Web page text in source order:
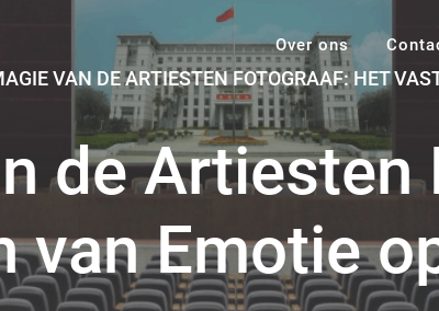
Over ons
VAN DE ARTIESTEN FOTOGRAAF: HET
de Artiesten
van Emotie